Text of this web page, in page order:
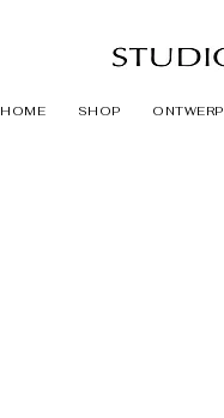
HOME SHOP ONTWERP